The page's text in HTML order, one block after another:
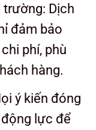
trường: Dịch
đảm bảo
phí, phù
hàng.
ý kiến đóng
lực để